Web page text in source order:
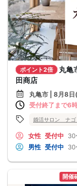
ポイント2倍
丸亀
田商店
丸亀市 | 8月8
受付終了まで6
婚活サロン ナゴ
女性 受付中 30
男性 受付中 30
開催